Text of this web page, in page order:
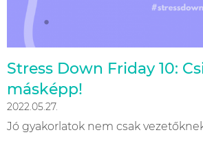
Stress Down Friday 10:
másképp!
2022.05.27.
Jó gyakorlatok nem csak